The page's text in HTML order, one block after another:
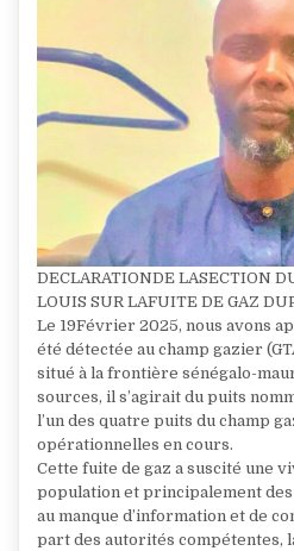
DECLARATIONDE LASECTION
LOUIS SUR LAFUITE DE GAZ
Le 19Février 2025, nous avons
été détectée au champ gazier
situé à la frontière sénégalo-
sources, il s’agirait du puits
l’un des quatre puits du champ
opérationnelles en cours.
Cette fuite de gaz a suscité une
population et principalement des
au manque d’information et de
part des autorités compétentes,